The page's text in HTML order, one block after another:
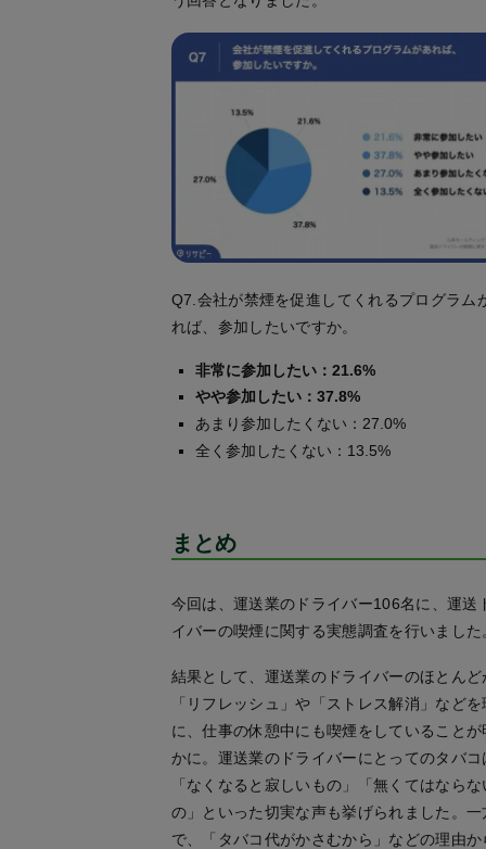
Q7.会社が禁煙を促進してくれるプログラム
れば、参加したいですか。
非常に参加したい：21.6%
やや参加したい：37.8%
あまり参加したくない：27.0%
全く参加したくない：13.5%
まとめ
今回は、運送業のドライバー106名に、運送
イバーの喫煙に関する実態調査を行いました
結果として、運送業のドライバーのほとんど
「リフレッシュ」や「ストレス解消」などを
に、仕事の休憩中にも喫煙をしていることが
かに。運送業のドライバーにとってのタバコ
「なくなると寂しいもの」「無くてはならな
の」といった切実な声も挙げられました。一
で、「タバコ代がかさむから」などの理由か